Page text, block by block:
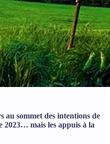
au sommet des intentions de
2023… mais les appuis à la